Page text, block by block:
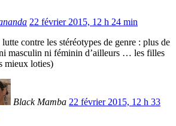
22 février 2015, 12 h 24 min
lutte contre les stéréotypes de genre : plus de
masculin ni féminin d’ailleurs … les filles
mieux loties)
Black Mamba 22 février 2015, 12 h 33